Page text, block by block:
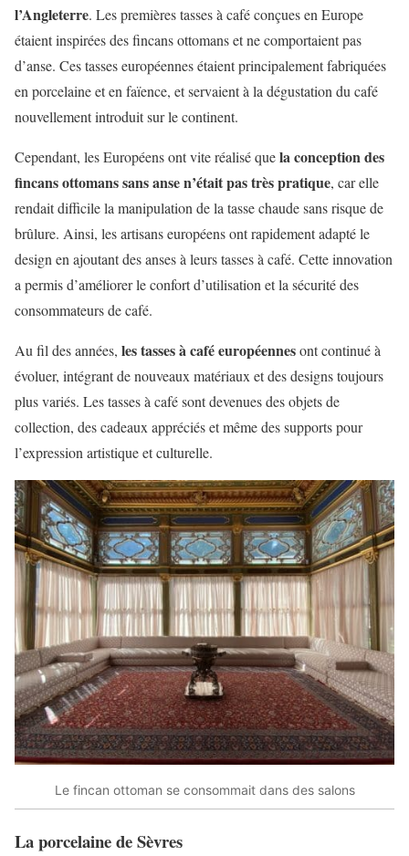
l’Angleterre. Les premières tasses à café conçues en Europe
étaient inspirées des fincans ottomans et ne comportaient pas
d’anse. Ces tasses européennes étaient principalement fabriquées
en porcelaine et en faïence, et servaient à la dégustation du café
nouvellement introduit sur le continent.
Cependant, les Européens ont vite réalisé quela conception des
fincans ottomans sans anse n’était pas très pratique, car elle
rendait difficile la manipulation de la tasse chaude sans risque de
brûlure. Ainsi, les artisans européens ont rapidement adapté le
design en ajoutant des anses à leurs tasses à café. Cette innovation
a permis d’améliorer le confort d’utilisation et la sécurité des
consommateurs de café.
Au fil des années, les tasses à café européennesont continué à
évoluer, intégrant de nouveaux matériaux et des designs toujours
plus variés. Les tasses à café sont devenues des objets de
collection, des cadeaux appréciés et même des supports pour
l’expression artistique et culturelle.
Le fincan ottoman se consommait dans des salons
La porcelaine de Sèvres